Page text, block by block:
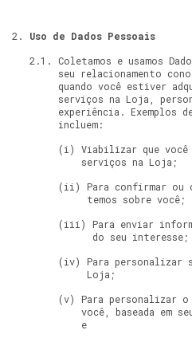
Uso de Dados Pessoais
Coletamos e usamos
seu relacionamento
quando você estiver
serviços na Loja,
experiência. Exemplos
incluem:
Viabilizar que
serviços na Loja;
Para confirmar
temos sobre você;
Para enviar
do seu interesse;
Para personalizar
Loja;
Para personalizar
você, baseada em
e